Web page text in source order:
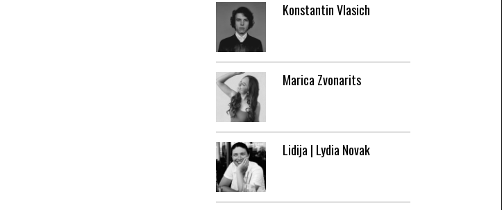
Konstantin Vlasich
Marica Zvonarits
Lidija | Lydia Novak